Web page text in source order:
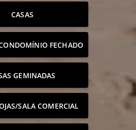
CASAS
FECHADO
GEMINADAS
SALA COMERCIAL